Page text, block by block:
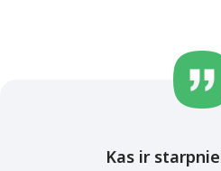
Kas ir